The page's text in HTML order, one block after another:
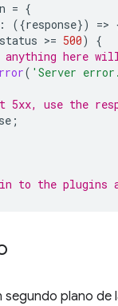
= {
: ({response}) =>
status >= 500)
{
anything here
( 'Server
use the
;
to the plugins
segundo plano de